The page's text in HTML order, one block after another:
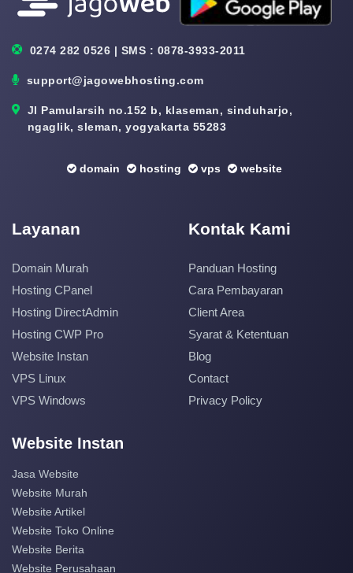
0274 282 0526 | SMS : 0878-3933-2011
support@jagowebhosting.com
Jl Pamularsih no.152 b, klaseman, sinduharjo,
ngaglik, sleman, yogyakarta 55283
domain hosting vps website
Layanan
Domain Murah
Hosting CPanel
Hosting DirectAdmin
Hosting CWP Pro
Website Instan
VPS Linux
VPS Windows
Kontak Kami
Panduan Hosting
Cara Pembayaran
Client Area
Syarat & Ketentuan
Blog
Contact
Privacy Policy
Website Instan
Jasa Website
Website Murah
Website Artikel
Website Toko Online
Website Berita
Website Perusahaan